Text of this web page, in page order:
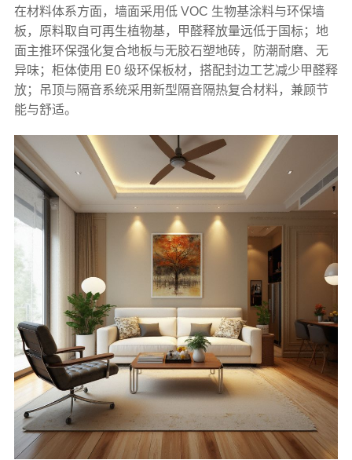
在材料体系方面，墙面采用低 VOC 生物基涂料与环保墙
板，原料取自可再生植物基，甲醛释放量远低于国标；地
面主推环保强化复合地板与无胶石塑地砖，防潮耐磨、无
异味；柜体使用 E0 级环保板材，搭配封边工艺减少甲醛释
放；吊顶与隔音系统采用新型隔音隔热复合材料，兼顾节
能与舒适。